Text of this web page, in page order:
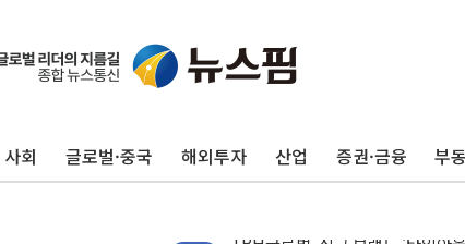
사회 글로벌·중국 해외투자 산업 증권·금융 부
디엑스앤브이엑스, 남미 공공기관
밸류업 공시 747곳 돌파…상장사